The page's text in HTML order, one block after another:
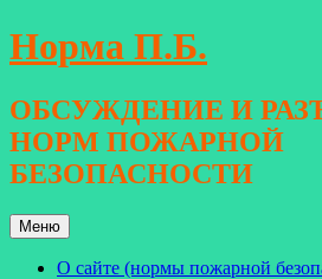
Перейти
к
Норма П.Б.
ОБСУЖДЕНИЕ И
НОРМ ПОЖАРНОЙ
БЕЗОПАСНОСТИ
Меню
О сайте (нормы пожарной